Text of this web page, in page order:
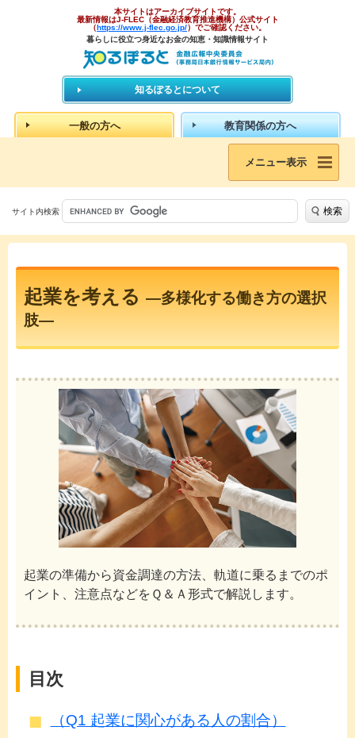
本サイトはアーカイブサイトです。
最新情報はJ-FLEC（金融経済教育推進機構）公式サイト
（https://www.j-flec.go.jp/）でご確認ください。
暮らしに役立つ身近なお金の知恵・知識情報サイト
知るぽるとについて
一般の方へ 教育関係の方へ
メニュー表示
サイト内検索 検索
起業を考える ―多様化する働き方の選択
肢―
起業の準備から資金調達の方法、軌道に乗るまでのポ
イント、注意点などをＱ＆Ａ形式で解説します。
目次
（Q1 起業に関心がある人の割合）